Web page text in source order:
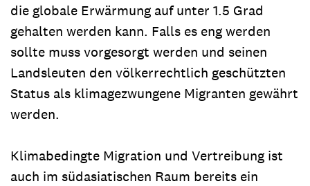
die globale Erwärmung auf unter 1.5 Grad
gehalten werden kann. Falls es eng werden
sollte muss vorgesorgt werden und seinen
Landsleuten den völkerrechtlich geschützten
Status als klimagezwungene Migranten gewährt
werden.
Klimabedingte Migration und Vertreibung ist
auch im südasiatischen Raum bereits ein